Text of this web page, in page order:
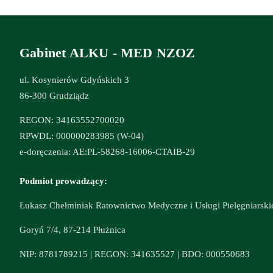
Gabinet ALKU - MED NZOZ
ul. Kosynierów Gdyńskich 3
86-300 Grudziądz
REGON: 34163552700020
RPWDL: 000000283985 (W-04)
e-doręczenia: AE:PL-58268-16006-CTAIB-29
Podmiot prowadzący:
Łukasz Chełminiak Ratownictwo Medyczne i Usługi
Goryń 7/4, 87-214 Płużnica
NIP: 8781789215 | REGON: 341635527 | BDO: 000550683